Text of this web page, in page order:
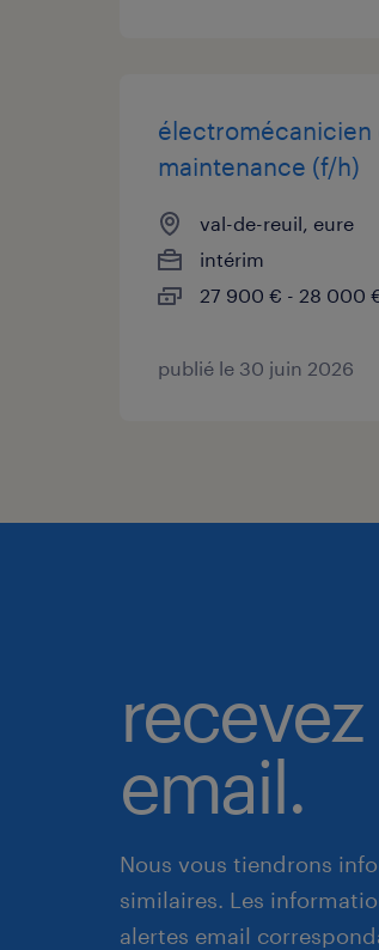
électromécanicien
maintenance (f/h)
val-de-reuil, eure
intérim
27 900 € - 28 000
publié le 30 juin 2026
email.
Nous vous tiendrons
similaires. Les
alertes email